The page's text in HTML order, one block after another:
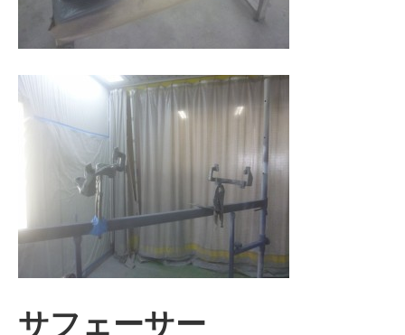
サフェーサー